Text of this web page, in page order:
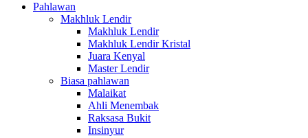
Pahlawan
Makhluk Lendir
Makhluk Lendir
Makhluk Lendir Kristal
Juara Kenyal
Master Lendir
Biasa pahlawan
Malaikat
Ahli Menembak
Raksasa Bukit
Insinyur